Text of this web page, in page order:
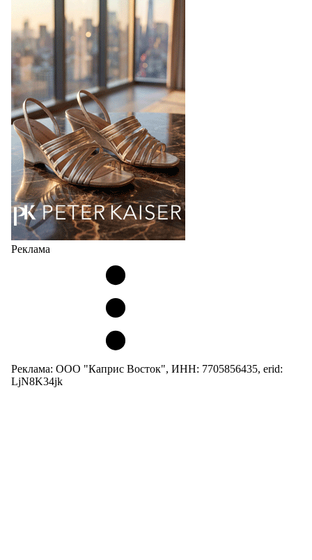
В 2025 году мировое производство обуви
практически не изменилось, зафиксировав
незначительный рост на 0,1% до 24,6 млрд пар, -
данные опубликованы в аналитическом вестнике
«Всемирный ежегодник обуви 2026», Португальской
ассоциацией…
06.08.2026 1014
Реклама
Реклама: ООО "Каприс Восток", ИНН: 7705856435, erid:
LjN8K34jk